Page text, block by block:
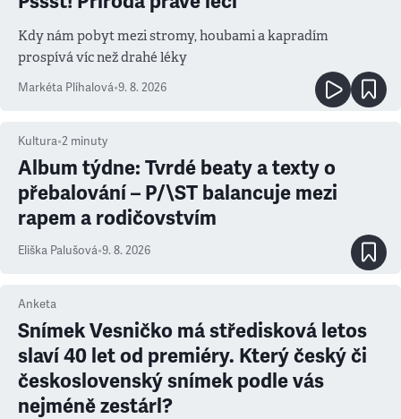
Kdy nám pobyt mezi stromy, houbami a kapradím
prospívá víc než drahé léky
Markéta Plíhalová•9. 8. 2026
Kultura•2 minuty
Album týdne: Tvrdé beaty a texty o
přebalování – P/\ST balancuje mezi
rapem a rodičovstvím
Eliška Palušová•9. 8. 2026
Anketa
Snímek Vesničko má středisková letos
slaví 40 let od premiéry. Který český či
československý snímek podle vás
nejméně zestárl?